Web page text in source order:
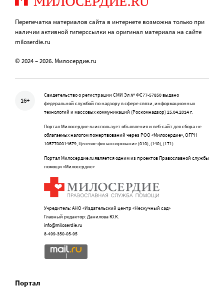
Перепечатка материалов сайта в интернете возможна только при
наличии активной гиперссылки на оригинал материала на сайте
miloserdie.ru
© 2024 – 2026. Милосердие.ru
16+
Свидетельство о регистрации СМИ Эл № ФС77-57850 выдано
федеральной службой по надзору в сфере связи, информационных
технологий и массовых коммуникаций (Роскомнадзор) 25.04.2014 г.
Портал Милосердие.ru использует объявления и веб-сайт для сбора не
облагаемых налогом пожертвований через РОО «Милосердие», ОГРН
1057700014679, Целевое финансирование (010), (140), (171)
Портал Милосердие.ru является одним из проектов Православной службы
помощи «Милосердие»
Учредитель: АНО «Издательский центр «Нескучный сад»
Главный редактор: Данилова Ю.К.
info@miloserdie.ru
8-499-350-05-95
Портал